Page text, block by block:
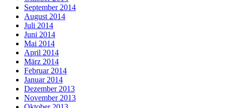
September 2014
August 2014
Juli 2014
Juni 2014
Mai 2014
April 2014
März 2014
Februar 2014
Januar 2014
Dezember 2013
November 2013